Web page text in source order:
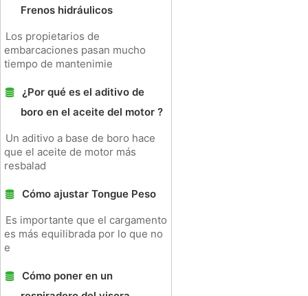
Frenos hidráulicos
Los propietarios de
embarcaciones pasan mucho
tiempo de mantenimie
¿Por qué es el aditivo de
boro en el aceite del motor ?
Un aditivo a base de boro hace
que el aceite de motor más
resbalad
Cómo ajustar Tongue Peso
Es importante que el cargamento
es más equilibrada por lo que no
e
Cómo poner en un